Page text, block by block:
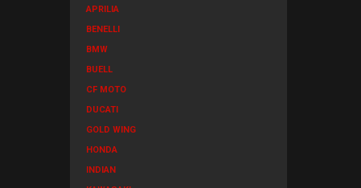
APRILIA
BENELLI
BMW
BUELL
CF MOTO
DUCATI
GOLD WING
HONDA
INDIAN